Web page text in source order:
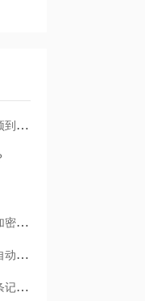
临时插进来的紧急任务，哪款备忘录支持快速置顶到清单首位？
日记和账号密码需要安全存放，哪款备忘录支持加密保护？
安卓手机换机后数据会丢吗？哪款便签支持云端自动备份？
哪款记录软件支持卸载前自动同步，确保最后一条记录不丢失？